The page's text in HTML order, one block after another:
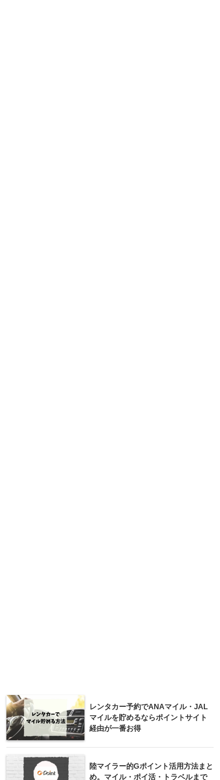
レンタカー予約でANAマイル・JAL
マイルを貯めるならポイントサイト
経由が一番お得
陸マイラー的Gポイント活用方法まと
め。マイル・ポイ活・トラベルまで